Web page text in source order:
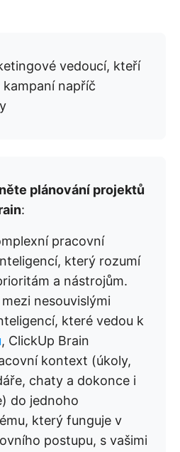
vedoucí, kteří
napříč
plánování projektů
:
pracovní
který rozumí
a nástrojům.
nesouvislými
které vedou k
, ClickUp Brain
kontext (úkoly,
chaty a dokonce i
do jednoho
který funguje v
postupu, s vašimi